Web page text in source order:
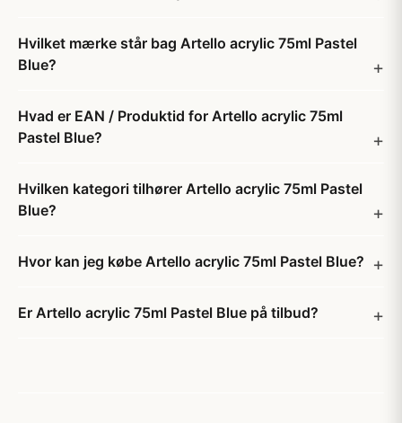
Hvilket mærke står bag Artello acrylic 75ml Pastel
Blue?
Hvad er EAN / Produktid for Artello acrylic 75ml
Pastel Blue?
Hvilken kategori tilhører Artello acrylic 75ml Pastel
Blue?
Hvor kan jeg købe Artello acrylic 75ml Pastel Blue?
Er Artello acrylic 75ml Pastel Blue på tilbud?